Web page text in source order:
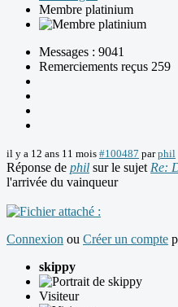
Membre platinium
Messages : 9041
Remerciements reçus 259
il y a 12 ans 11 mois #100487 parphil
Réponse de phil sur le sujet Re:
l'arrivée du vainqueur
Connexion ou Créer un compte
skippy
Visiteur